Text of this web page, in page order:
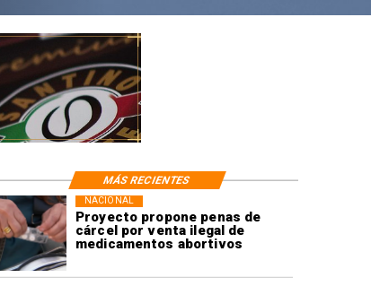
Proyecto propone penas de
cárcel por venta ilegal de
medicamentos abortivos
NACIONAL
MÁS RECIENTES